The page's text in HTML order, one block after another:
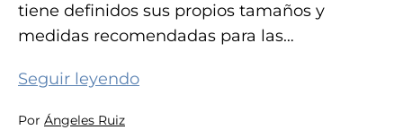
tiene definidos sus propios tamaños y
medidas recomendadas para las…
Seguir leyendoGuía
Por Ángeles Ruiz